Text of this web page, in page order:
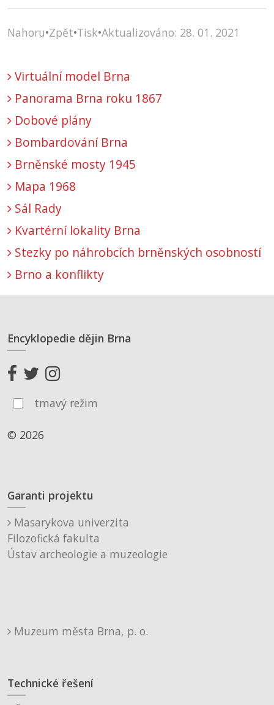
Nahoru•Zpět•Tisk•Aktualizováno: 28. 01. 2021
Virtuální model Brna
Panorama Brna roku 1867
Dobové plány
Bombardování Brna
Brněnské mosty 1945
Mapa 1968
Sál Rady
Kvartérní lokality Brna
Stezky po náhrobcích brněnských osobností
Brno a konflikty
Encyklopedie dějin Brna
tmavý režim
© 2026
Garanti projektu
Masarykova univerzita
Filozofická fakulta
Ústav archeologie a muzeologie
Muzeum města Brna, p. o.
Technické řešení